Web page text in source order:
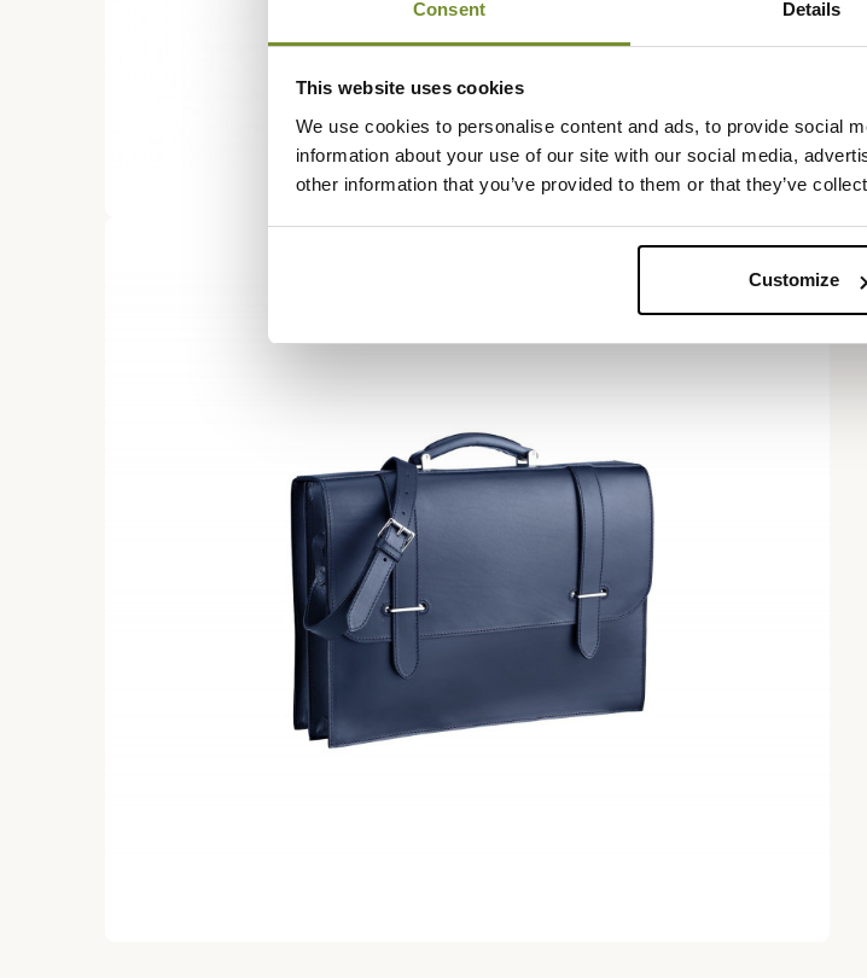
Consent Details
This website uses cookies
We use cookies to personalise content and ads, to provide social
information about your use of our site with our social media,
other information that you’ve provided to them or that they’ve
Customize